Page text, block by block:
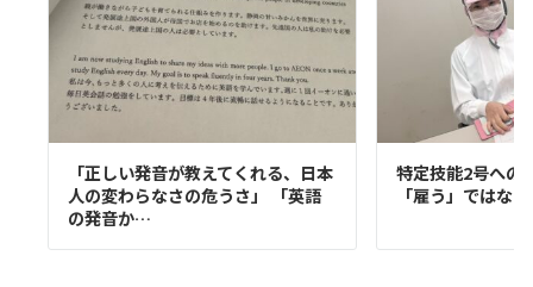
「正しい発音が教えてくれる、日本
人の変わらなさの危うさ」 「英語
の発音か…
特定技能2号への
「雇う」ではな